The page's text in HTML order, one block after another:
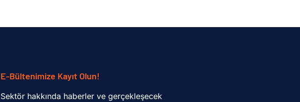
E-Bültenimize Kayıt Olun!
Sektör hakkında haberler ve gerçekleşecek